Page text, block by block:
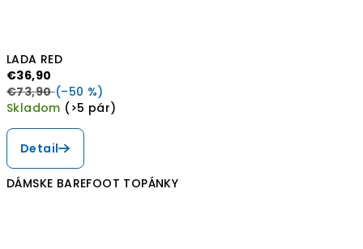
LADA RED
€36,90
€73,90 (–50 %)
Skladom (>5 pár)
Detail
DÁMSKE BAREFOOT TOPÁNKY